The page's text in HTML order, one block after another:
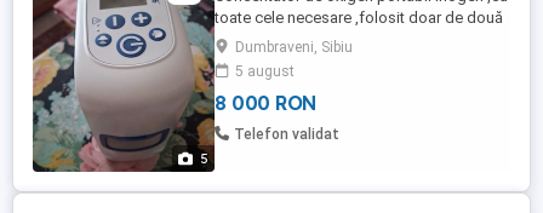
5
toate cele necesare ,folosit doar de două
ori ,greutate 2,5 kg
Dumbraveni, Sibiu
5 august
8 000 RON
Telefon validat